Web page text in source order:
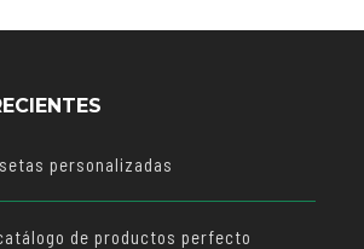
personalizadas
de productos perfecto